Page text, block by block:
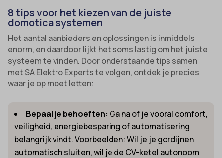
8 tips voor het kiezen van de juiste
domotica systemen
Het aantal aanbieders en oplossingen is inmiddels
enorm, en daardoor lijkt het soms lastig om het juiste
systeem te vinden. Door onderstaande tips samen
met SA Elektro Experts te volgen, ontdek je precies
waar je op moet letten:
Bepaal je behoeften: Ga na of je vooral comfort,
veiligheid, energiebesparing of automatisering
belangrijk vindt. Voorbeelden: Wil je je gordijnen
automatisch sluiten, wil je de CV-ketel autonoom